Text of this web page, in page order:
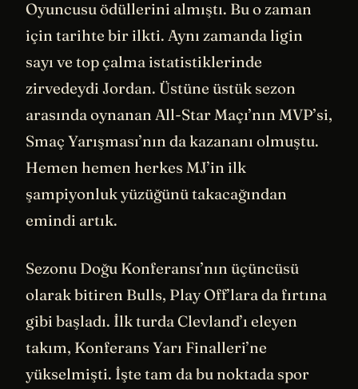
Oyuncusu ödüllerini almıştı. Bu o zaman
için tarihte bir ilkti. Aynı zamanda ligin
sayı ve top çalma istatistiklerinde
zirvedeydi Jordan. Üstüne üstük sezon
arasında oynanan All-Star Maçı’nın MVP’si,
Smaç Yarışması’nın da kazananı olmuştu.
Hemen hemen herkes MJ’in ilk
şampiyonluk yüzüğünü takacağından
emindi artık.
Sezonu Doğu Konferansı’nın üçüncüsü
olarak bitiren Bulls, Play Off’lara da fırtına
gibi başladı. İlk turda Clevland’ı eleyen
takım, Konferans Yarı Finalleri’ne
yükselmişti. İşte tam da bu noktada spor